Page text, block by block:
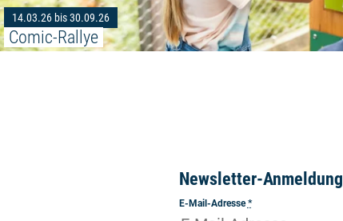
14.03.26 bis 30.09.26
Comic-Rallye
Newsletter-Anmeldung
E-Mail-Adresse*